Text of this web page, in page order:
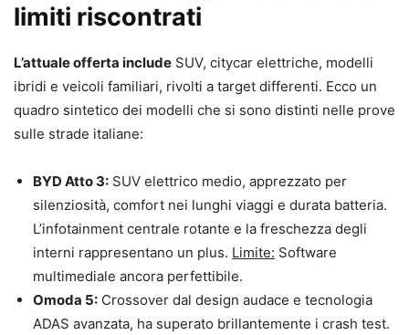
limiti riscontrati
L’attuale offerta include SUV, citycar elettriche, modelli
ibridi e veicoli familiari, rivolti a target differenti. Ecco un
quadro sintetico dei modelli che si sono distinti nelle prove
sulle strade italiane:
BYD Atto 3: SUV elettrico medio, apprezzato per
silenziosità, comfort nei lunghi viaggi e durata batteria.
L’infotainment centrale rotante e la freschezza degli
interni rappresentano un plus. Limite: Software
multimediale ancora perfettibile.
Omoda 5: Crossover dal design audace e tecnologia
ADAS avanzata, ha superato brillantemente i crash test.